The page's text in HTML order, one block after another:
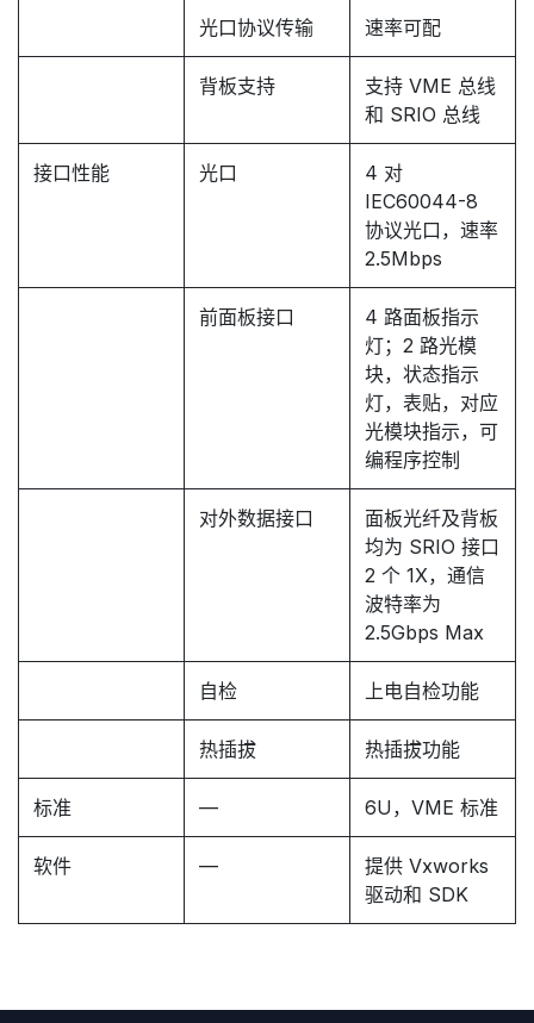
光口协议传输 速率可配
背板支持
支持 VME 总线
和 SRIO 总线
接口性能 光口
4 对
IEC60044-8
协议光口，速率
2.5Mbps
前面板接口
4 路面板指示
灯；2 路光模
块，状态指示
灯，表贴，对应
光模块指示，可
编程序控制
对外数据接口
面板光纤及背板
均为 SRIO 接口
2 个 1X，通信
波特率为
2.5Gbps Max
自检 上电自检功能
热插拔 热插拔功能
标准 — 6U，VME 标准
软件 —
提供 Vxworks
驱动和 SDK